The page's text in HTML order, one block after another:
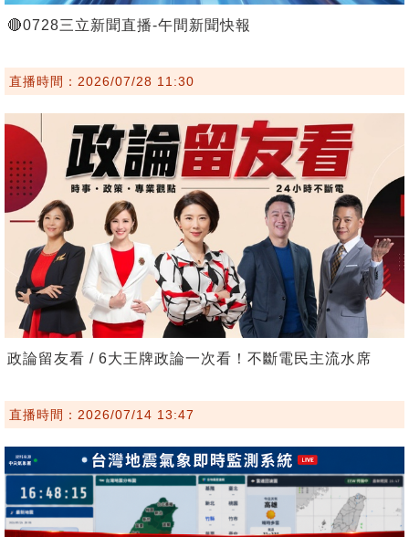
🔴0728三立新聞直播-午間新聞快報
直播時間：2026/07/28 11:30
政論留友看 / 6大王牌政論一次看！不斷電民主流水席
直播時間：2026/07/14 13:47